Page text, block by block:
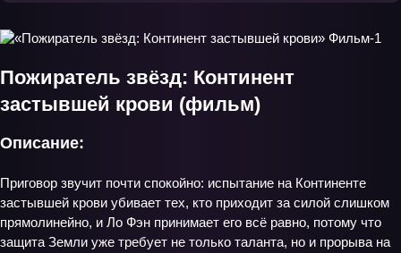
Пожиратель звёзд: Континент
застывшей крови (фильм)
Описание:
Приговор звучит почти спокойно: испытание на Континенте
застывшей крови убивает тех, кто приходит за силой слишком
прямолинейно, и Ло Фэн принимает его всё равно, потому что
защита Земли уже требует не только таланта, но и прорыва на